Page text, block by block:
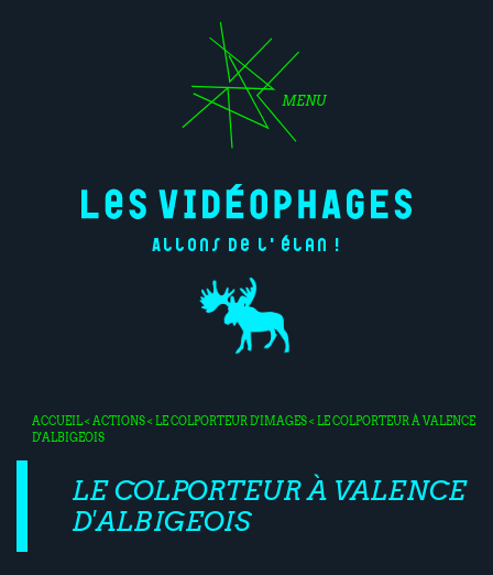
MENU
Allons de l'élan !
ACCUEIL<ACTIONS< LE COLPORTEUR D'IMAGES< LE COLPORTEUR À VALENCE
D'ALBIGEOIS
LE COLPORTEUR À VALENCE
D'ALBIGEOIS